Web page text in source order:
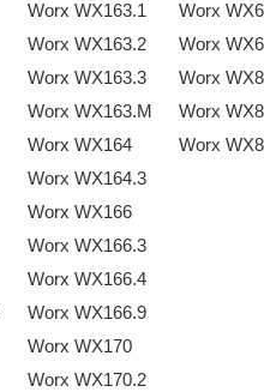
Worx WX163.1
Worx
Worx WX163.2
Worx
Worx WX163.3
Worx
Worx WX163.M
Worx
Worx WX164
Worx
Worx WX164.3
Worx WX166
Worx WX166.3
Worx WX166.4
Worx WX166.9
Worx WX170
Worx WX170.2